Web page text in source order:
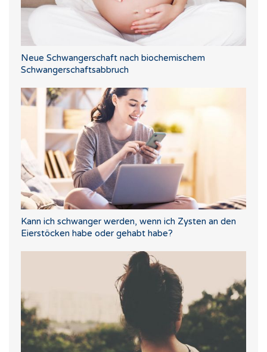
Neue Schwangerschaft nach biochemischem
Schwangerschaftsabbruch
Kann ich schwanger werden, wenn ich Zysten an den
Eierstöcken habe oder gehabt habe?